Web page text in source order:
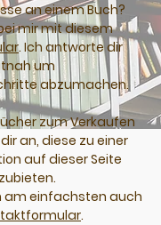
an einem Buch?
mir mit diesem
. Ich antworte dir
um
abzumachen.
zum Verkaufen
an, diese zu einer
auf dieser Seite
am einfachsten auch
.